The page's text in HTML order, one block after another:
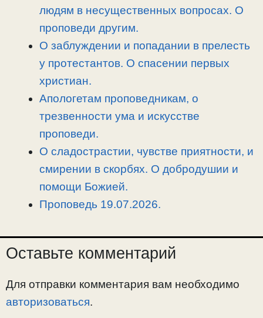
людям в несущественных вопросах. О
проповеди другим.
О заблуждении и попадании в прелесть
у протестантов. О спасении первых
христиан.
Апологетам проповедникам, о
трезвенности ума и искусстве
проповеди.
О сладострастии, чувстве приятности, и
смирении в скорбях. О добродушии и
помощи Божией.
Проповедь 19.07.2026.
Оставьте комментарий
Для отправки комментария вам необходимо
авторизоваться.